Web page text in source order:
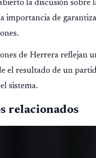
la discusión sobre
importancia de
de Herrera reflejan
el resultado de un
sistema.
relacionados